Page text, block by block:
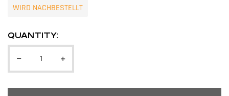
WIRD NACHBESTELLT
QUANTITY: